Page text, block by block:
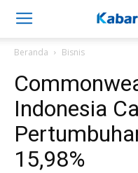
Beranda Bisnis
Indonesia
15,98%